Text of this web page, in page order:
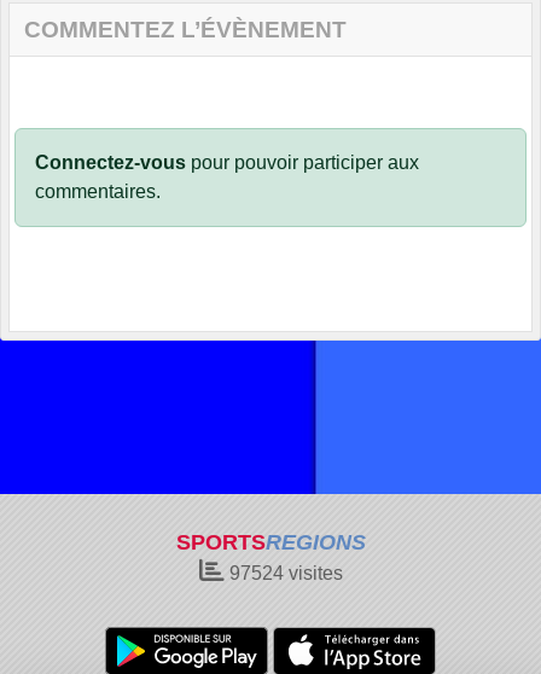
COMMENTEZ L’ÉVÈNEMENT
Connectez-vous pour pouvoir participer aux
commentaires.
SPORTSREGIONS
97524visites